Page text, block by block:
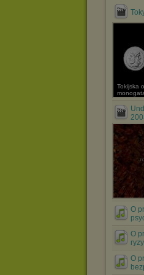
Tokijska
O
O
O